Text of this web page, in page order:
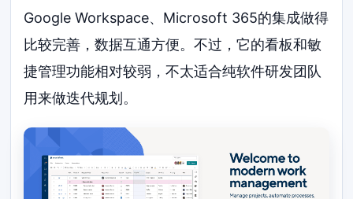
Google Workspace、Microsoft 365的集成做得
比较完善，数据互通方便。不过，它的看板和敏
捷管理功能相对较弱，不太适合纯软件研发团队
用来做迭代规划。